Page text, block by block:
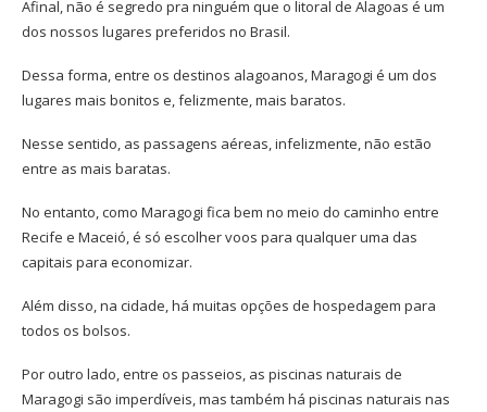
Afinal, não é segredo pra ninguém que o litoral de Alagoas é um
dos nossos lugares preferidos no Brasil.
Dessa forma, entre os destinos alagoanos, Maragogi é um dos
lugares mais bonitos e, felizmente, mais baratos.
Nesse sentido, as passagens aéreas, infelizmente, não estão
entre as mais baratas.
No entanto, como Maragogi fica bem no meio do caminho entre
Recife e Maceió, é só escolher voos para qualquer uma das
capitais para economizar.
Além disso, na cidade, há muitas opções de hospedagem para
todos os bolsos.
Por outro lado, entre os passeios, as piscinas naturais de
Maragogi são imperdíveis, mas também há piscinas naturais nas